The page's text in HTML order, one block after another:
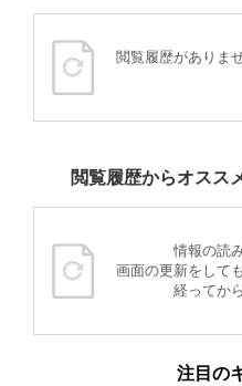
閲覧履歴がありま
閲覧履歴からオスス
情報の読
画面の更新をして
経ってか
注目の